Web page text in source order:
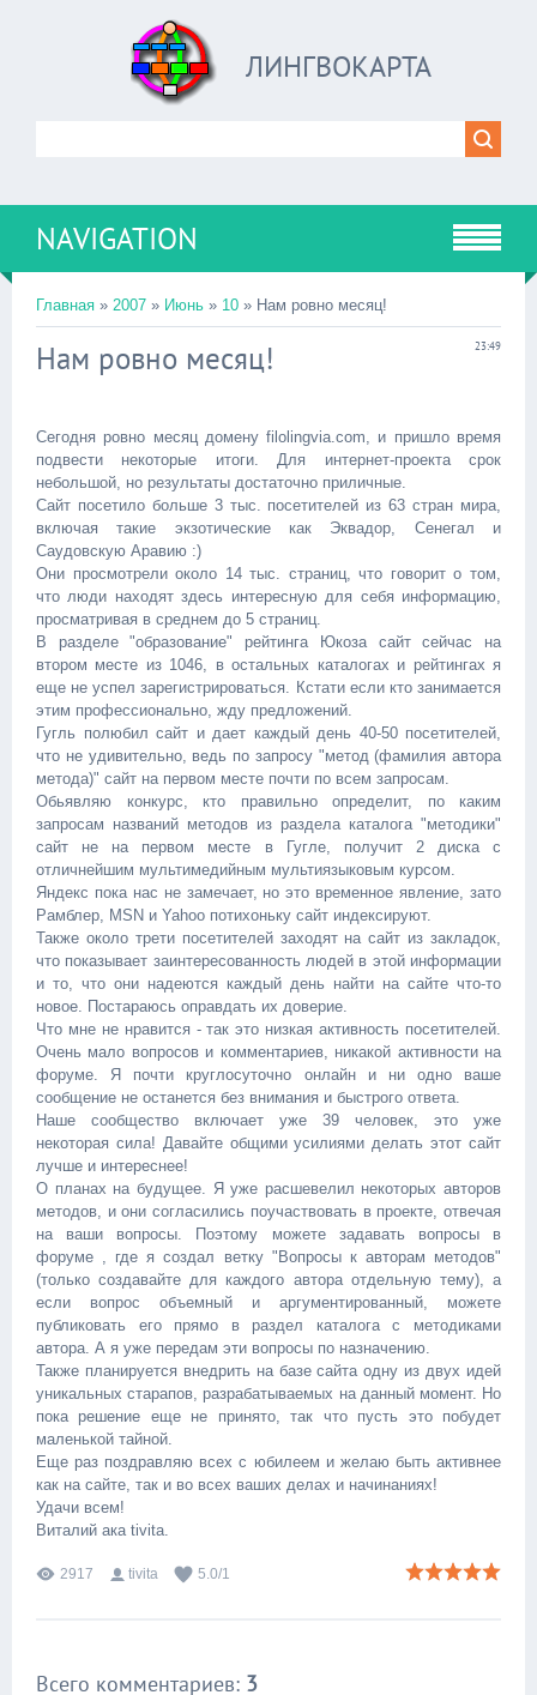
ЛИНГВОКАРТА
NAVIGATION
Главная » 2007 » Июнь » 10 » Нам ровно месяц!
23:49
Нам ровно месяц!
Сегодня ровно месяц домену filolingvia.com, и пришло время
подвести некоторые итоги. Для интернет-проекта срок
небольшой, но результаты достаточно приличные.
Сайт посетило больше 3 тыс. посетителей из 63 стран мира,
включая такие экзотические как Эквадор, Сенегал и
Саудовскую Аравию :)
Они просмотрели около 14 тыс. страниц, что говорит о том,
что люди находят здесь интересную для себя информацию,
просматривая в среднем до 5 страниц.
В разделе "образование" рейтинга Юкоза сайт сейчас на
втором месте из 1046, в остальных каталогах и рейтингах я
еще не успел зарегистрироваться. Кстати если кто занимается
этим профессионально, жду предложений.
Гугль полюбил сайт и дает каждый день 40-50 посетителей,
что не удивительно, ведь по запросу "метод (фамилия автора
метода)" сайт на первом месте почти по всем запросам.
Обьявляю конкурс, кто правильно определит, по каким
запросам названий методов из раздела каталога "методики"
сайт не на первом месте в Гугле, получит 2 диска с
отличнейшим мультимедийным мультиязыковым курсом.
Яндекс пока нас не замечает, но это временное явление, зато
Рамблер, MSN и Yahoo потихоньку сайт индексируют.
Также около трети посетителей заходят на сайт из закладок,
что показывает заинтересованность людей в этой информации
и то, что они надеются каждый день найти на сайте что-то
новое. Постараюсь оправдать их доверие.
Что мне не нравится - так это низкая активность посетителей.
Очень мало вопросов и комментариев, никакой активности на
форуме. Я почти круглосуточно онлайн и ни одно ваше
сообщение не останется без внимания и быстрого ответа.
Наше сообщество включает уже 39 человек, это уже
некоторая сила! Давайте общими усилиями делать этот сайт
лучше и интереснее!
О планах на будущее. Я уже расшевелил некоторых авторов
методов, и они согласились поучаствовать в проекте, отвечая
на ваши вопросы. Поэтому можете задавать вопросы в
форуме , где я создал ветку "Вопросы к авторам методов"
(только создавайте для каждого автора отдельную тему), а
если вопрос объемный и аргументированный, можете
публиковать его прямо в раздел каталога с методиками
автора. А я уже передам эти вопросы по назначению.
Также планируется внедрить на базе сайта одну из двух идей
уникальных старапов, разрабатываемых на данный момент. Но
пока решение еще не принято, так что пусть это побудет
маленькой тайной.
Еще раз поздравляю всех с юбилеем и желаю быть активнее
как на сайте, так и во всех ваших делах и начинаниях!
Удачи всем!
Виталий ака tivita.
2917 tivita 5.0/1
Всего комментариев: 3